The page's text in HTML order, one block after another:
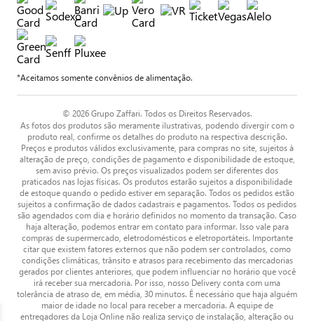
*Aceitamos somente convênios de alimentação.
© 2026 Grupo Zaffari. Todos os Direitos Reservados.
As fotos dos produtos são meramente ilustrativas, podendo divergir com o
produto real, confirme os detalhes do produto na respectiva descrição.
Preços e produtos válidos exclusivamente, para compras no site, sujeitos à
alteração de preço, condições de pagamento e disponibilidade de estoque,
sem aviso prévio. Os preços visualizados podem ser diferentes dos
praticados nas lojas físicas. Os produtos estarão sujeitos a disponibilidade
de estoque quando o pedido estiver em separação. Todos os pedidos estão
sujeitos a confirmação de dados cadastrais e pagamentos. Todos os pedidos
são agendados com dia e horário definidos no momento da transação. Caso
haja alteração, podemos entrar em contato para informar. Isso vale para
compras de supermercado, eletrodomésticos e eletroportáteis. Importante
citar que existem fatores externos que não podem ser controlados, como
condições climáticas, trânsito e atrasos para recebimento das mercadorias
gerados por clientes anteriores, que podem influenciar no horário que você
irá receber sua mercadoria. Por isso, nosso Delivery conta com uma
tolerância de atraso de, em média, 30 minutos. É necessário que haja alguém
maior de idade no local para receber a mercadoria. A equipe de
entregadores da Loja Online não realiza serviço de instalação, alteração ou